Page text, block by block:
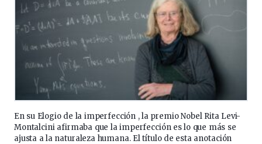
En su Elogio de la imperfección , la premio Nobel Rita Levi-
Montalcini afirmaba que la imperfección es lo que más se
ajusta a la naturaleza humana. El título de esta anotación